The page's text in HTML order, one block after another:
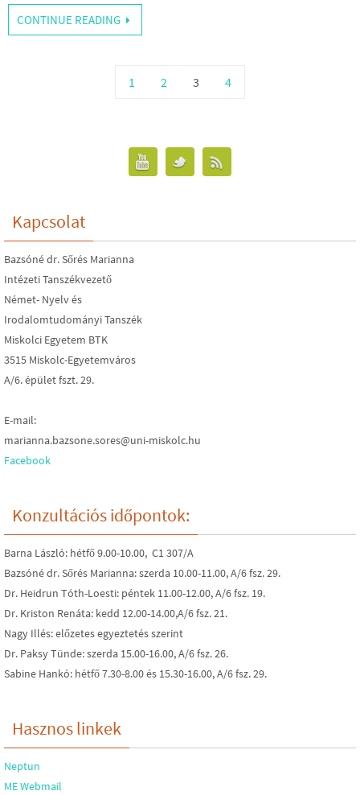
CONTINUE READING
1 2 3 4
Kapcsolat
Bazsóné dr. Sőrés Marianna
Intézeti Tanszékvezető
Német- Nyelv és
Irodalomtudományi Tanszék
Miskolci Egyetem BTK
3515 Miskolc-Egyetemváros
A/6. épület fszt. 29.
E-mail:
marianna.bazsone.sores@uni-miskolc.hu
Facebook
Konzultációs időpontok:
Barna László: hétfő 9.00-10.00, C1 307/A
Bazsóné dr. Sőrés Marianna: szerda 10.00-11.00, A/6 fsz. 29.
Dr. Heidrun Tóth-Loesti: péntek 11.00-12.00, A/6 fsz. 19.
Dr. Kriston Renáta: kedd 12.00-14.00,A/6 fsz. 21.
Nagy Illés: előzetes egyeztetés szerint
Dr. Paksy Tünde: szerda 15.00-16.00, A/6 fsz. 26.
Sabine Hankó: hétfő 7.30-8.00 és 15.30-16.00, A/6 fsz. 29.
Hasznos linkek
Neptun
ME Webmail